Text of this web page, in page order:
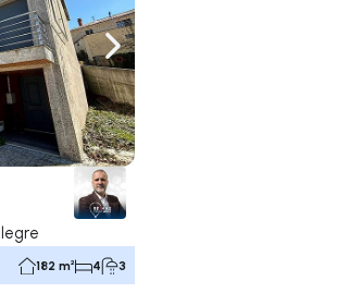
Naviguer vers la droite
182 m² 4 3